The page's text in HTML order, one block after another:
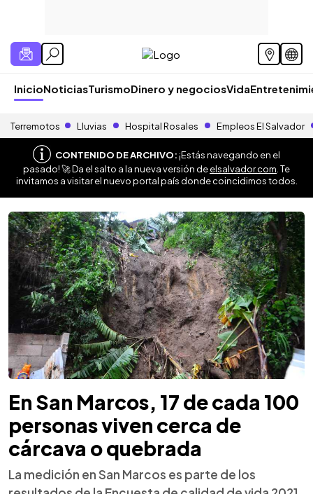
InicioNoticiasTurismoDinero y negociosVida
Terremotos Lluvias Hospital Rosales Empleos El Salvador
CONTENIDO DE ARCHIVO:¡Estás navegando en el
pasado! 🚀 Da el salto a la nueva versión deelsalvador.com . Te
invitamos a visitar el nuevo portal país donde coincidimos todos.
En San Marcos, 17 de cada 100
personas viven cerca de
cárcava o quebrada
La medición en San Marcos es parte de los